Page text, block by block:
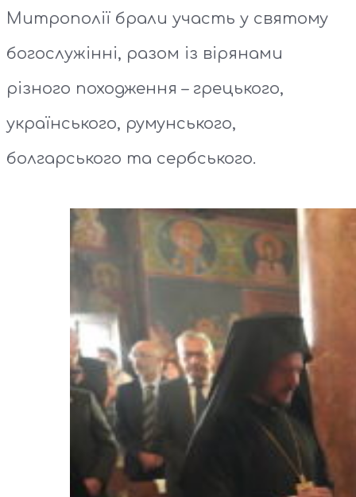
Митрополії брали участь у святому
богослужінні, разом із вірянами
різного походження – грецького,
українського, румунського,
болгарського та сербського.